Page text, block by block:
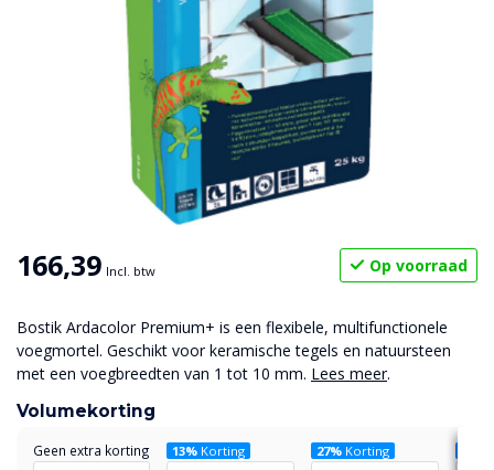
166,39 Incl. btw Op voorraad
Bostik Ardacolor Premium+ is een flexibele, multifunctionele
voegmortel. Geschikt voor keramische tegels en natuursteen
met een voegbreedten van 1 tot 10 mm. Lees meer.
Volumekorting
Geen extra korting 13% Korting 27% Korting